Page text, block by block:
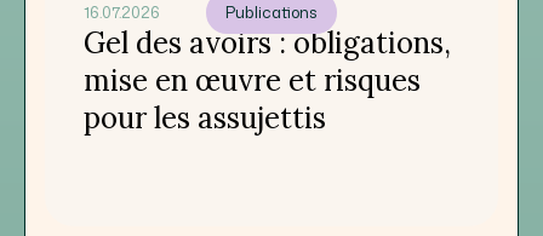
16.07.2026
Gel des avoirs : obligations,
mise en œuvre et risques
pour les assujettis
Publications